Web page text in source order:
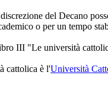
del Decano
o per un tempo
III "Le università
cattolica è l'Università